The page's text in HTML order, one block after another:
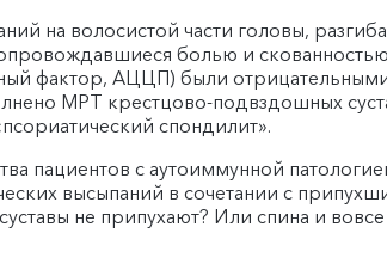
на волосистой части головы,
болью и
фактор, АЦЦП) были
МРТ крестцово-подвздошных
спондилит».
пациентов с аутоиммунной
высыпаний в сочетании с
не припухают? Или спина и